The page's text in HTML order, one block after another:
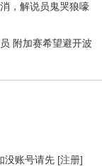
，解说员鬼哭狼嚎
附加赛希望避开波
没账号请先 [注册]